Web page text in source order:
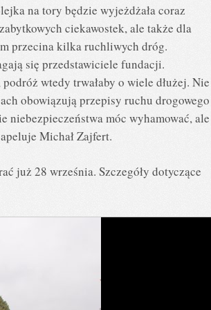
na tory będzie wyjeżdżała coraz
ciekawostek, ale także dla
przecina kilka ruchliwych dróg.
się przedstawiciele fundacji.
wtedy trwałaby o wiele dłużej. Nie
obowiązują przepisy ruchu
niebezpieczeństwa móc wyhamować, ale
Michał Zajfert.
już 28 września. Szczegóły dotyczące